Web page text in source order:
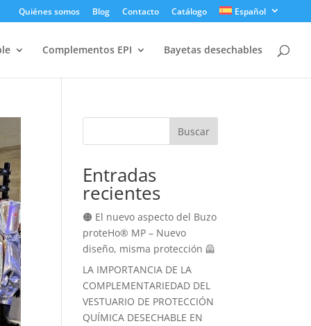
Quiénes somos Blog Contacto Catálogo Español
Complementos EPI Bayetas desechables
Buscar
Entradas
recientes
🟠 El nuevo aspecto del Buzo
proteHo® MP – Nuevo
diseño, misma protección 🦺
LA IMPORTANCIA DE LA
COMPLEMENTARIEDAD DEL
VESTUARIO DE PROTECCIÓN
QUÍMICA DESECHABLE EN